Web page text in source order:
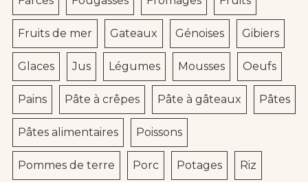
Fruits de mer Gateaux Génoises Gibiers
Glaces Jus Légumes Mousses Oeufs
Pains Pâte à crêpes Pâte à gâteaux Pâtes
Pâtes alimentaires Poissons
Pommes de terre Porc Potages Riz